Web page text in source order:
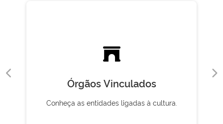
Órgãos Vinculados
Conheça as entidades ligadas à cultura.